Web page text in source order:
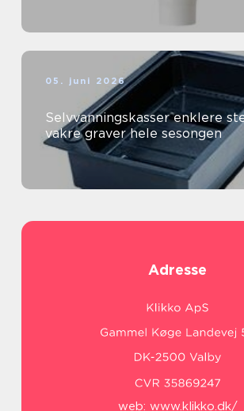
05. juni 2026
Selvvanningskasser enklere stell og
vakre graver hele sesongen
Adresse
web: www.klikko.dk/